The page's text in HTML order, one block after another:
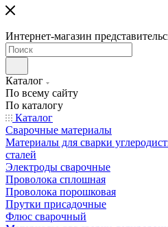
Интернет-магазин
Каталог
По всему сайту
По каталогу
Каталог
Сварочные материалы
Материалы для сварки
сталей
Электроды сварочные
Проволока сплошная
Проволока порошковая
Прутки присадочные
Флюс сварочный